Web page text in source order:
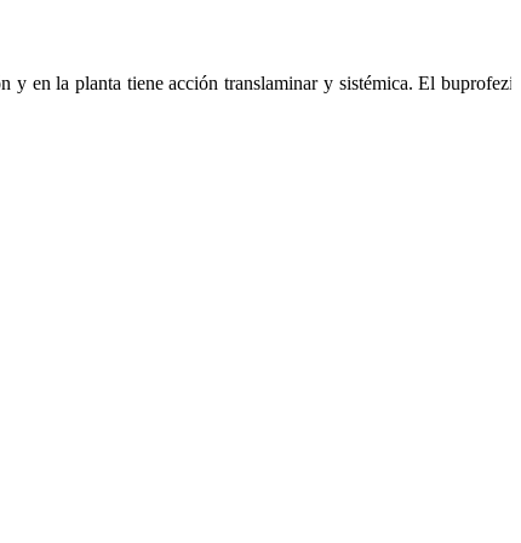
y en la planta tiene acción translaminar y sistémica. El